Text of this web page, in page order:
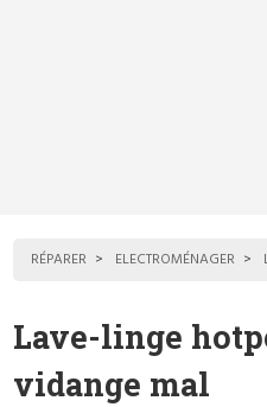
RÉPARER ELECTROMÉNAGER
Lave-linge
vidange mal